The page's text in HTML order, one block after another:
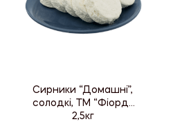
Сирники “Домашні”,
солодкі, ТМ “Фіорд”,
2,5кг